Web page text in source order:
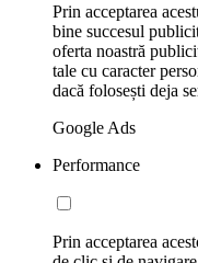
Prin acceptarea
bine succesul
oferta noastră
tale cu caracter
dacă folosești deja
Google Ads
Performance
Prin acceptarea